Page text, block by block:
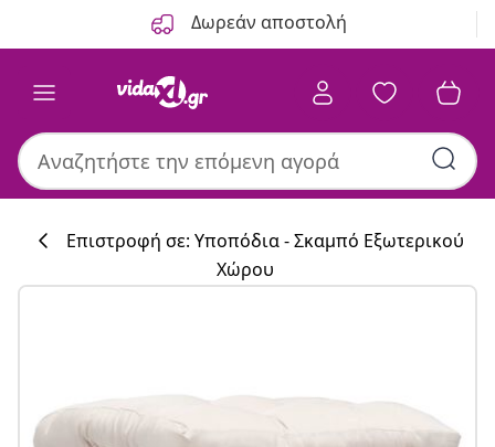
Δωρεάν αποστολή
#sharemevidaxl
Επιστροφή σε: Υποπόδια - Σκαμπό Εξωτερικού
Χώρου